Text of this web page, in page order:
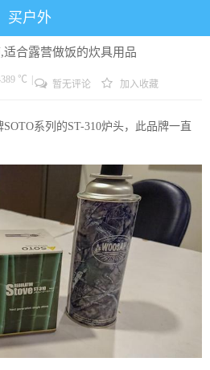
买户外
适合露营做饭的炊具用品
℃ 暂无评论 加入收藏
系列的ST-310炉头，此品牌一直